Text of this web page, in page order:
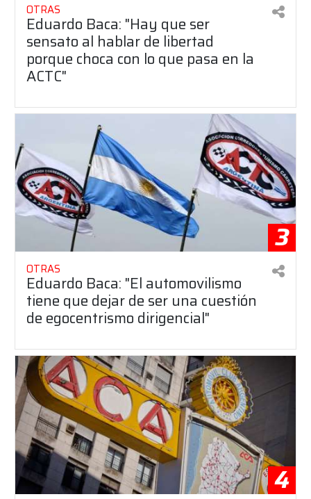
OTRAS
Eduardo Baca: "Hay que ser
sensato al hablar de libertad
porque choca con lo que pasa en la
ACTC"
3
OTRAS
Eduardo Baca: "El automovilismo
tiene que dejar de ser una cuestión
de egocentrismo dirigencial"
4